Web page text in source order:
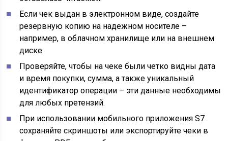
Если чек выдан в электронном виде, создайте
резервную копию на надежном носителе –
например, в облачном хранилище или на внешнем
диске.
Проверяйте, чтобы на чеке были четко видны дата
и время покупки, сумма, а также уникальный
идентификатор операции – эти данные необходимы
для любых претензий.
При использовании мобильного приложения S7
сохраняйте скриншоты или экспортируйте чеки в